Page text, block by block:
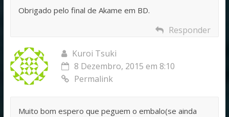
Obrigado pelo final de Akame em BD.
Responder
Kuroi Tsuki
8 Dezembro, 2015 em 8:10
Permalink
Muito bom espero que peguem o embalo(se ainda